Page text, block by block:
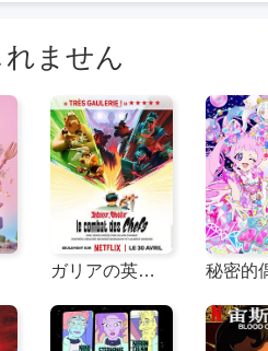
ません
ガリアの英雄たち：ボスをめぐる戦い